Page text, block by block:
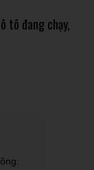
tô đang chạy,